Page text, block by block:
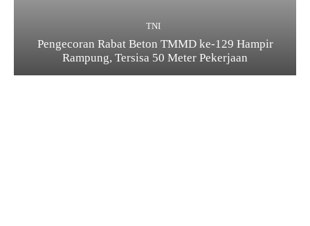
TNI
Pengecoran Rabat Beton TMMD ke-129 Hampir
Rampung, Tersisa 50 Meter Pekerjaan